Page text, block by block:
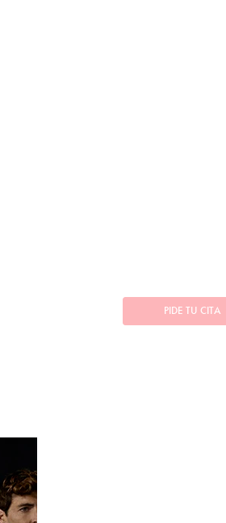
PIDE TU CITA